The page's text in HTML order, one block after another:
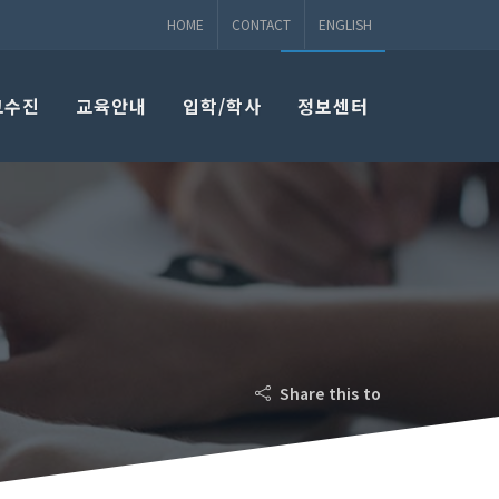
HOME CONTACT ENGLISH
진 교육안내 입학/학사 정보센터
Share this to